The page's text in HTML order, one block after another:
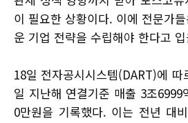
이 필요한 상황이다. 이에 전문가
운 기업 전략을 수립해야 한다고
18일 전자공시시스템(DART)에
일 지난해 연결기준 매출 3조
0만원을 기록했다. 이는 전년 대